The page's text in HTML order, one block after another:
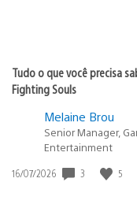
Tudo o que você precisa
Fighting Souls
Melaine Brou
Senior Manager,
Entertainment
Data
16/07/2026 3 5